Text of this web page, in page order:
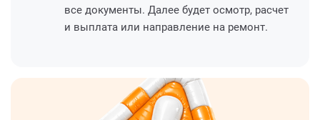
все документы. Далее будет осмотр, расчет
и выплата или направление на ремонт.